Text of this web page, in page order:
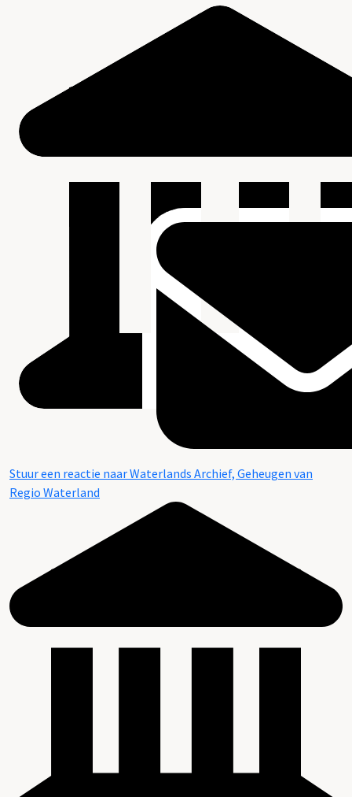
Stuur een reactie naar Waterlands Archief, Geheugen van
Regio Waterland